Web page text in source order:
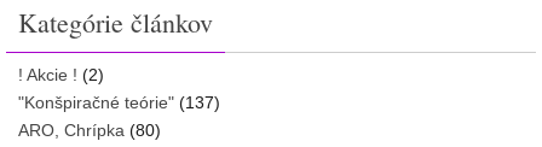
Kategórie článkov
! Akcie ! (2)
"Konšpiračné teórie" (137)
ARO, Chrípka (80)